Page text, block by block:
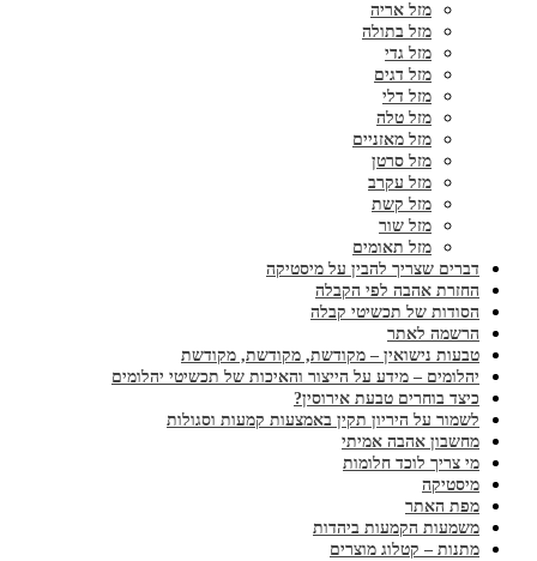
מזל אריה
מזל בתולה
מזל גדי
מזל דגים
מזל דלי
מזל טלה
מזל מאזניים
מזל סרטן
מזל עקרב
מזל קשת
מזל שור
מזל תאומים
דברים שצריך להבין על מיסטיקה
החזרת אהבה לפי הקבלה
הסודות של תכשיטי קבלה
הרשמה לאתר
טבעות נישואין – מקודשת, מקודשת, מקודשת
יהלומים – מידע על הייצור והאיכות של תכשיטי יהלומים
כיצד בוחרים טבעת אירוסין?
לשמור על היריון תקין באמצעות קמעות וסגולות
מחשבון אהבה אמיתי
מי צריך לוכד חלומות
מיסטיקה
מפת האתר
משמעות הקמעות ביהדות
מתנות – קטלוג מוצרים